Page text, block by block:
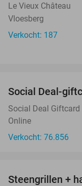
Le Vieux Château
Vloesberg
Verkocht: 187
Social Deal-
Social Deal Giftcard
Online
Verkocht: 76.856
Steengrillen +